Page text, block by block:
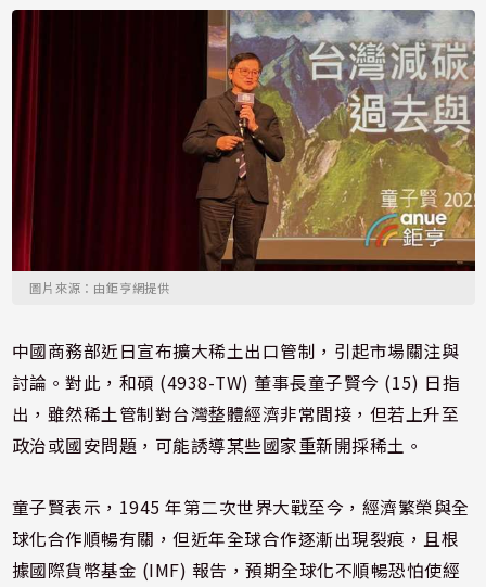
圖片來源：由鉅亨網提供
中國商務部近日宣布擴大稀土出口管制，引起市場關注與
討論。對此，和碩 (4938-TW) 董事長童子賢今 (15) 日指
出，雖然稀土管制對台灣整體經濟非常間接，但若上升至
政治或國安問題，可能誘導某些國家重新開採稀土。
童子賢表示，1945 年第二次世界大戰至今，經濟繁榮與全
球化合作順暢有關，但近年全球合作逐漸出現裂痕，且根
據國際貨幣基金 (IMF) 報告，預期全球化不順暢恐怕使經